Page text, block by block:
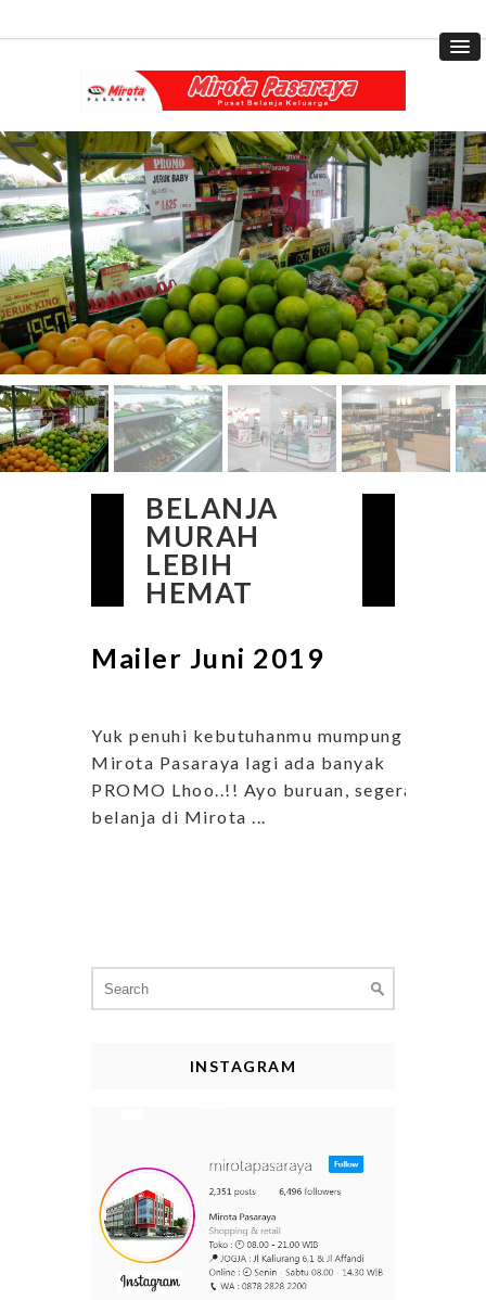
BELANJA
MURAH
LEBIH
HEMAT
Mailer Juni 2019
Yuk penuhi kebutuhanmu mumpung
Mirota Pasaraya lagi ada banyak
PROMO Lhoo..!! Ayo buruan, segera
belanja di Mirota ...
for:
INSTAGRAM